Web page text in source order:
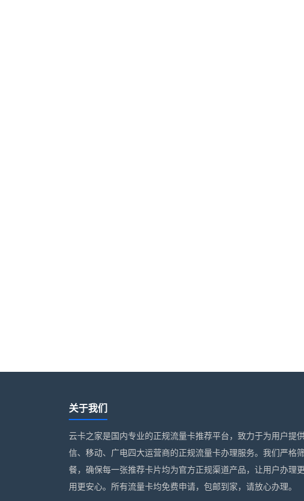
关于我们
云卡之家是国内专业的正规流量卡推荐平台，致力于为用户提
信、移动、广电四大运营商的正规流量卡办理服务。我们严格
餐，确保每一张推荐卡片均为官方正规渠道产品，让用户办理
用更安心。所有流量卡均免费申请，包邮到家，请放心办理。